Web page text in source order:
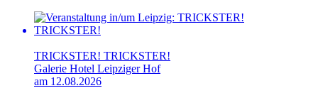
TRICKSTER! TRICKSTER!
Galerie Hotel Leipziger Hof
am 12.08.2026